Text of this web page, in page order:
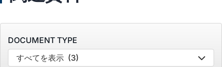
DOCUMENT TYPE
すべてを表示 (3)